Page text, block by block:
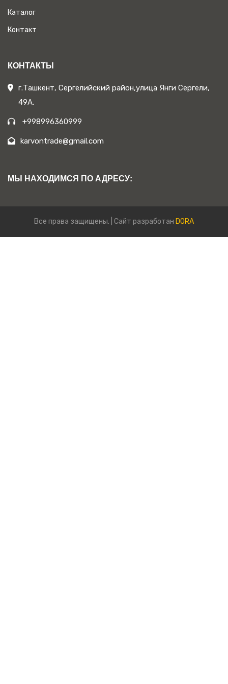
Каталог
Контакт
КОНТАКТЫ
г.Ташкент, Сергелийский район,улица Янги Сергели,
49А.
+998996360999
karvontrade@gmail.com
МЫ НАХОДИМСЯ ПО АДРЕСУ:
Все права защищены. | Сайт разработан DORA